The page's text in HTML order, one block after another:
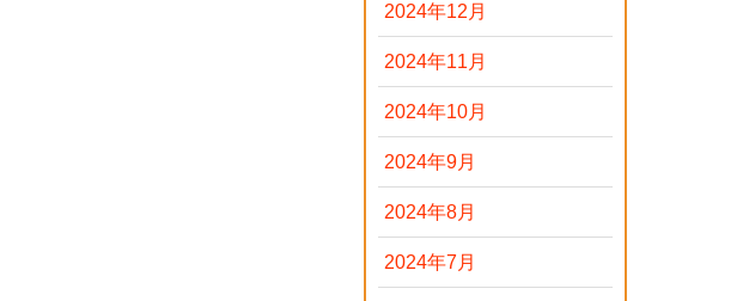
2024年12月
2024年11月
2024年10月
2024年9月
2024年8月
2024年7月